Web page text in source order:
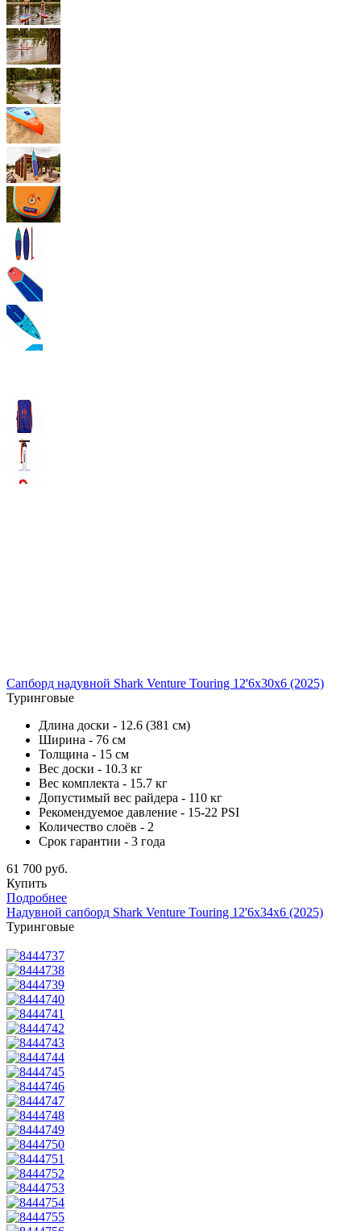
Сапборд надувной Shark Venture Touring 12'6x30x6 (2025)
Туринговые
Длина доски - 12.6 (381 см)
Ширина - 76 см
Толщина - 15 см
Вес доски - 10.3 кг
Вес комплекта - 15.7 кг
Допустимый вес райдера - 110 кг
Рекомендуемое давление - 15-22 PSI
Количество слоёв - 2
Срок гарантии - 3 года
61 700 руб.
Купить
Подробнее
Надувной сапборд Shark Venture Touring 12'6x34x6 (2025)
Туринговые